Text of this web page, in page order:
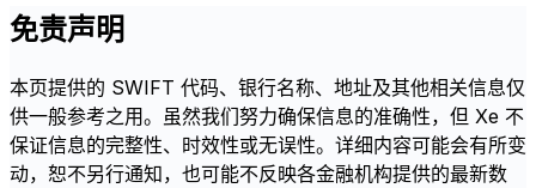
免责声明
本页提供的 SWIFT 代码、银行名称、地址及其他相关信息仅
供一般参考之用。虽然我们努力确保信息的准确性，但 Xe 不
保证信息的完整性、时效性或无误性。详细内容可能会有所变
动，恕不另行通知，也可能不反映各金融机构提供的最新数